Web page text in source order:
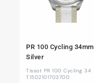
PR 100 Cycling 34mm
Silver
Tissot PR 100 Cycling 34
T1502101703700